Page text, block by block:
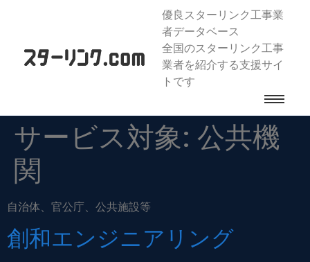
優良スターリンク工事業
者データベース
全国のスターリンク工事
業者を紹介する支援サイ
トです
サービス対象: 公共機
関
自治体、官公庁、公共施設等
創和エンジニアリング